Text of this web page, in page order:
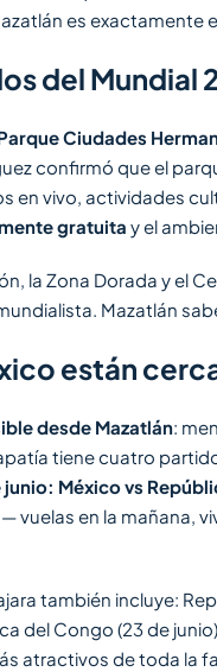
es
del Mundial
Ciudades
confirmó que el
en vivo, actividades
gratuita y el
la Zona Dorada y el
Mazatlán
están
desde Mazatlán:
tiene cuatro
junio: México vs
vuelas en la mañana,
también incluye:
del Congo (23 de
atractivos de toda la